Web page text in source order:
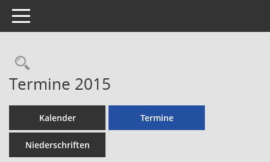
Toggle navigation
Rechercheauswahl
Termine 2015
Kalender Termine
Niederschriften